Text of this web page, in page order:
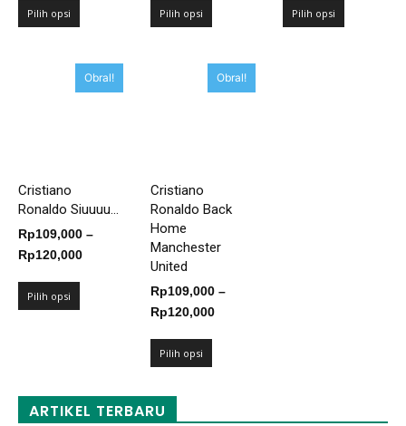
Pilih opsi Pilih opsi Pilih opsi
Obral!
Cristiano
Ronaldo Siuuuu...
Rp109,000 –
Rp120,000Rentang
Pilih opsi
Obral!
Cristiano
Ronaldo Back
Home
Manchester
United
Rp109,000 –
Rp120,000Rentang
Pilih opsi
ARTIKEL TERBARU